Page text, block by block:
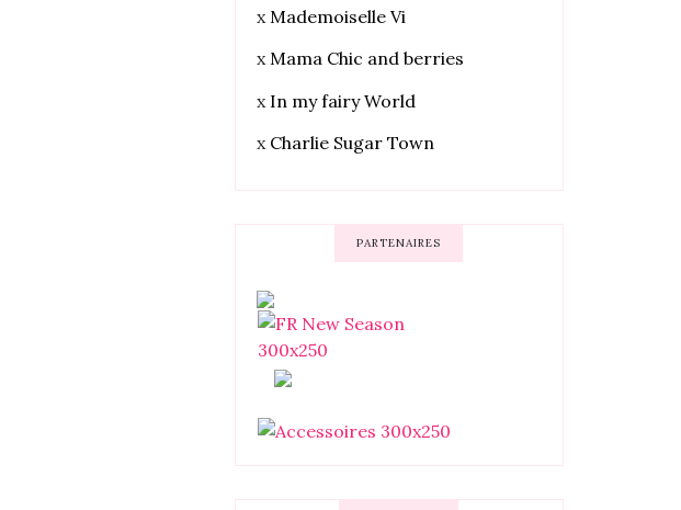
x Mademoiselle Vi
xMama Chic and berries
x In my fairy World
x Charlie Sugar Town
PARTENAIRES